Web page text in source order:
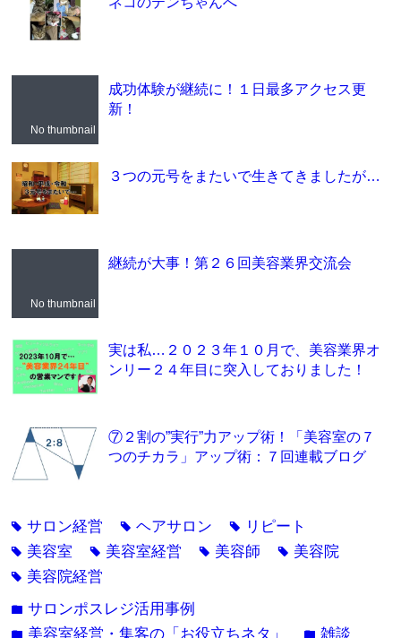
No thumbnail
成功体験が継続に！１日最多アクセス更
新！
３つの元号をまたいで生きてきましたが…
No thumbnail
継続が大事！第２６回美容業界交流会
実は私…２０２３年１０月で、美容業界オ
ンリー２４年目に突入しておりました！
⑦２割の”実行”力アップ術！「美容室の７
つのチカラ」アップ術：７回連載ブログ
tagサロン経営 tagヘアサロン tag リピート
tag 美容室 tag 美容室経営 tag 美容師 tag 美容院
tag 美容院経営
folderサロンポスレジ活用事例
folder 美容室経営・集客の「お役立ちネタ」 folder雑談